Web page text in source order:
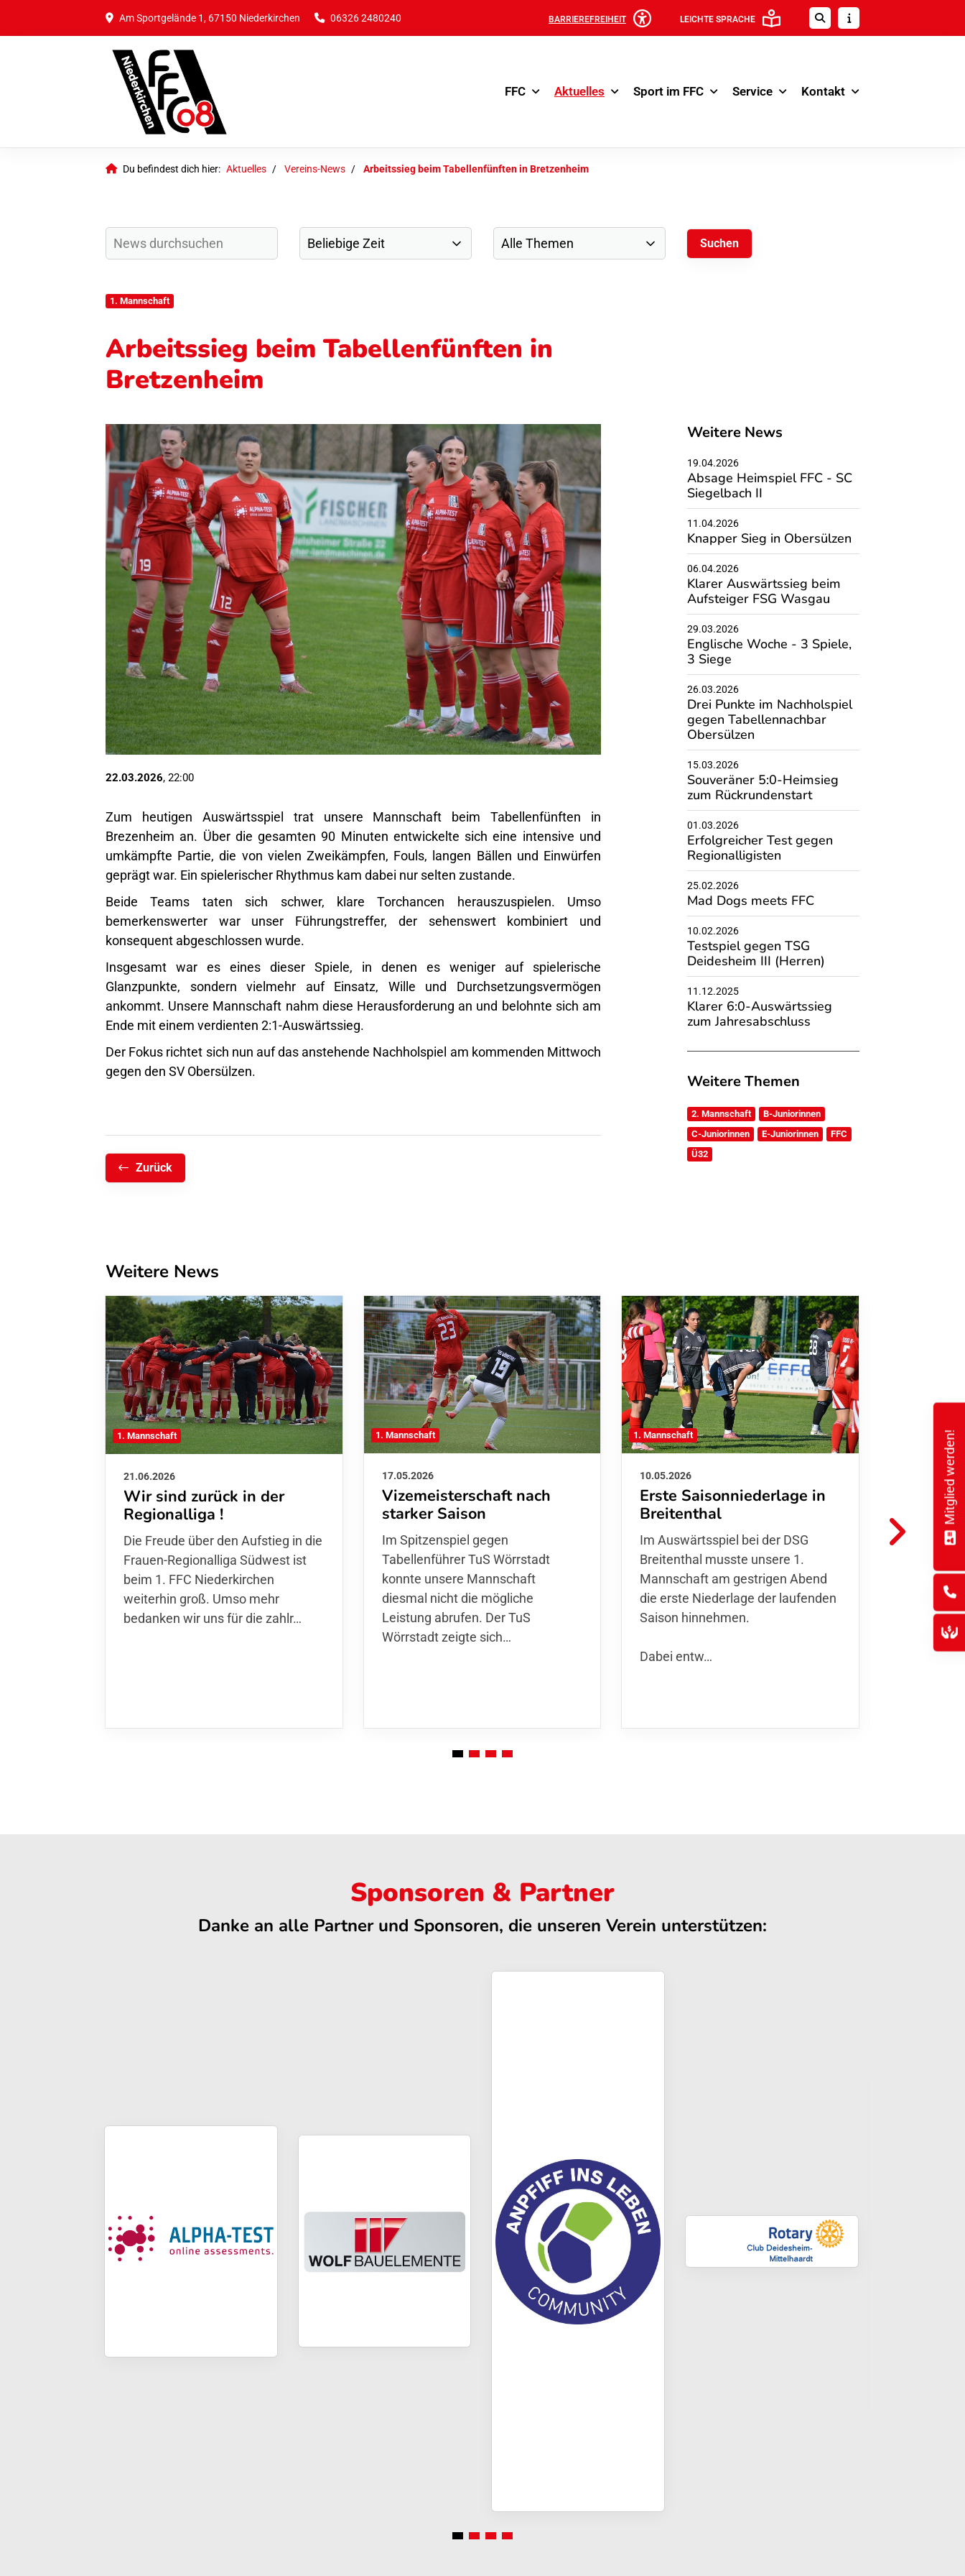
Am Sportgelände 1, 67150 Niederkirchen 06326 2480240 BARRIEREFREIHEIT LEICHTE SPRACHE
FFC Aktuelles Sport im FFC Service Kontakt
Du befindest dich hier: Aktuelles Vereins-News Arbeitssieg beim Tabellenfünften in Bretzenheim
1. Mannschaft
Arbeitssieg beim Tabellenfünften in
Bretzenheim
22.03.2026, 22:00
Zum heutigen Auswärtsspiel trat unsere Mannschaft beim Tabellenfünften in
Brezenheim an. Über die gesamten 90 Minuten entwickelte sich eine intensive und
umkämpfte Partie, die von vielen Zweikämpfen, Fouls, langen Bällen und Einwürfen
geprägt war. Ein spielerischer Rhythmus kam dabei nur selten zustande.
Beide Teams taten sich schwer, klare Torchancen herauszuspielen. Umso
bemerkenswerter war unser Führungstreffer, der sehenswert kombiniert und
konsequent abgeschlossen wurde.
Insgesamt war es eines dieser Spiele, in denen es weniger auf spielerische
Glanzpunkte, sondern vielmehr auf Einsatz, Wille und Durchsetzungsvermögen
ankommt. Unsere Mannschaft nahm diese Herausforderung an und belohnte sich am
Ende mit einem verdienten 2:1-Auswärtssieg.
Der Fokus richtet sich nun auf das anstehende Nachholspiel am kommenden Mittwoch
gegen den SV Obersülzen.
Zurück
Weitere News
19.04.2026
Absage Heimspiel FFC - SC
Siegelbach II
11.04.2026
Knapper Sieg in Obersülzen
06.04.2026
Klarer Auswärtssieg beim
Aufsteiger FSG Wasgau
29.03.2026
Englische Woche - 3 Spiele,
3 Siege
26.03.2026
Drei Punkte im Nachholspiel
gegen Tabellennachbar
Obersülzen
15.03.2026
Souveräner 5:0-Heimsieg
zum Rückrundenstart
01.03.2026
Erfolgreicher Test gegen
Regionalligisten
25.02.2026
Mad Dogs meets FFC
10.02.2026
Testspiel gegen TSG
Deidesheim III (Herren)
11.12.2025
Klarer 6:0-Auswärtssieg
zum Jahresabschluss
Weitere Themen
2. Mannschaft
B-Juniorinnen
C-Juniorinnen
E-Juniorinnen
FFC
Ü32
Weitere News
1. Mannschaft
21.06.2026
Wir sind zurück in der
Regionalliga !
Die Freude über den Aufstieg in die
Frauen-Regionalliga Südwest ist
beim 1. FFC Niederkirchen
weiterhin groß. Umso mehr
bedanken wir uns für die zahlr…
1. Mannschaft
17.05.2026
Vizemeisterschaft nach
starker Saison
Im Spitzenspiel gegen
Tabellenführer TuS Wörrstadt
konnte unsere Mannschaft
diesmal nicht die mögliche
Leistung abrufen. Der TuS
Wörrstadt zeigte sich…
1. Mannschaft
10.05.2026
Erste Saisonniederlage in
Breitenthal
Im Auswärtsspiel bei der DSG
Breitenthal musste unsere 1.
Mannschaft am gestrigen Abend
die erste Niederlage der laufenden
Saison hinnehmen.
Dabei entw…
1. Mannschaft
03.05.2026
Klarer
empfing
1. FFC
Hinspiel
werden,
Sponsoren & Partner
Danke an alle Partner und Sponsoren, die unseren Verein unterstützen:
Mitglied werden!